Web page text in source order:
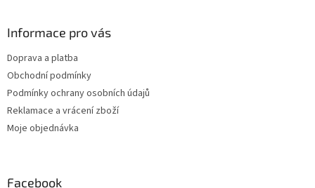
Informace pro vás
Doprava a platba
Obchodní podmínky
Podmínky ochrany osobních údajů
Reklamace a vrácení zboží
Moje objednávka
Facebook